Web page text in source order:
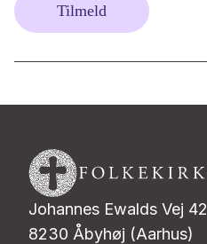
Tilmeld
Johannes Ewalds Vej 42
8230 Åbyhøj (Aarhus)